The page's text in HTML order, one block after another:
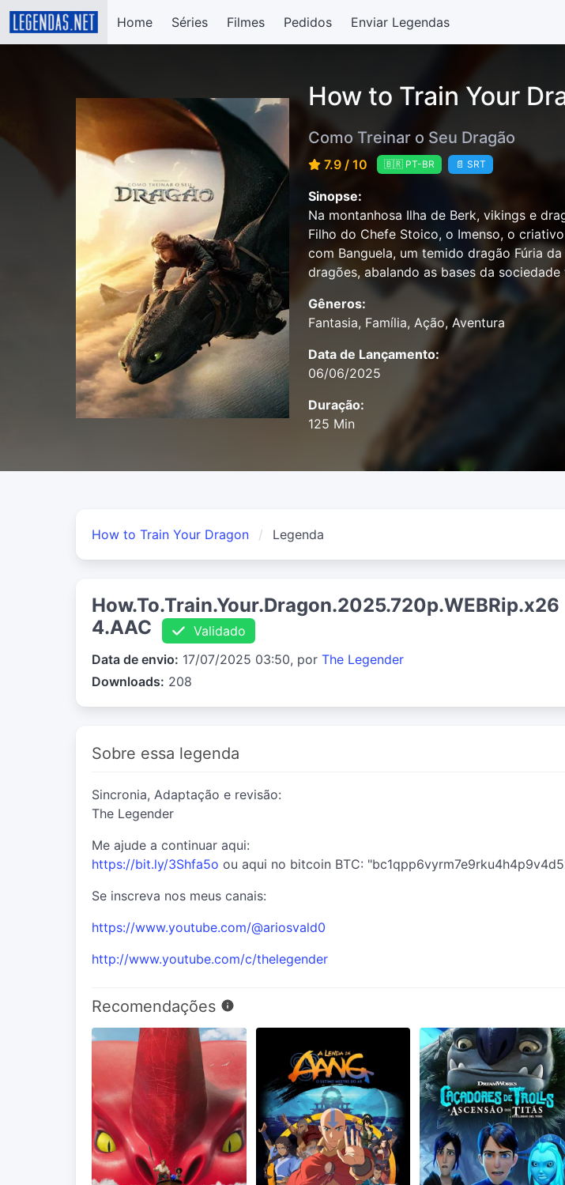
Home Séries Filmes Pedidos Enviar Legendas
How to Train Your
Como Treinar o Seu Dragão
7.9 / 10 🇧🇷 PT-BR 📄 SRT
Sinopse:
Na montanhosa Ilha de Berk, vikings e
Filho do Chefe Stoico, o Imenso, o
com Banguela, um temido dragão Fúria
dragões, abalando as bases da sociedade
Gêneros:
Fantasia, Família, Ação, Aventura
Data de Lançamento:
06/06/2025
Duração:
125 Min
How to Train Your Dragon Legenda
How.To.Train.Your.Dragon.2025.720p.WEBRip.x26
4.AAC
Validado
Data de envio: 17/07/2025 03:50, por The Legender
Downloads: 208
Sobre essa legenda
Sincronia, Adaptação e revisão:
The Legender
Me ajude a continuar aqui:
https://bit.ly/3Shfa5o ou aqui no bitcoin BTC:
Se inscreva nos meus canais:
https://www.youtube.com/@ariosvald0
http://www.youtube.com/c/thelegender
Recomendações